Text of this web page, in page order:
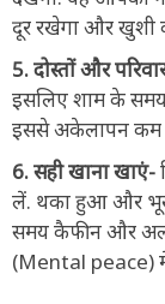
दूर रखेगा और खुशी
5. दोस्तों और
इसलिए शाम के समय
इससे अकेलापन कम
6. सही खाना खाएं-
लें. थका हुआ और
समय कैफीन और
(Mental peace)